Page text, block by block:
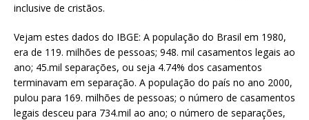
inclusive de cristãos.
Vejam estes dados do IBGE: A população do Brasil em 1980,
era de 119. milhões de pessoas; 948. mil casamentos legais ao
ano; 45.mil separações, ou seja 4.74% dos casamentos
terminavam em separação. A população do país no ano 2000,
pulou para 169. milhões de pessoas; o número de casamentos
legais desceu para 734.mil ao ano; o número de separações,